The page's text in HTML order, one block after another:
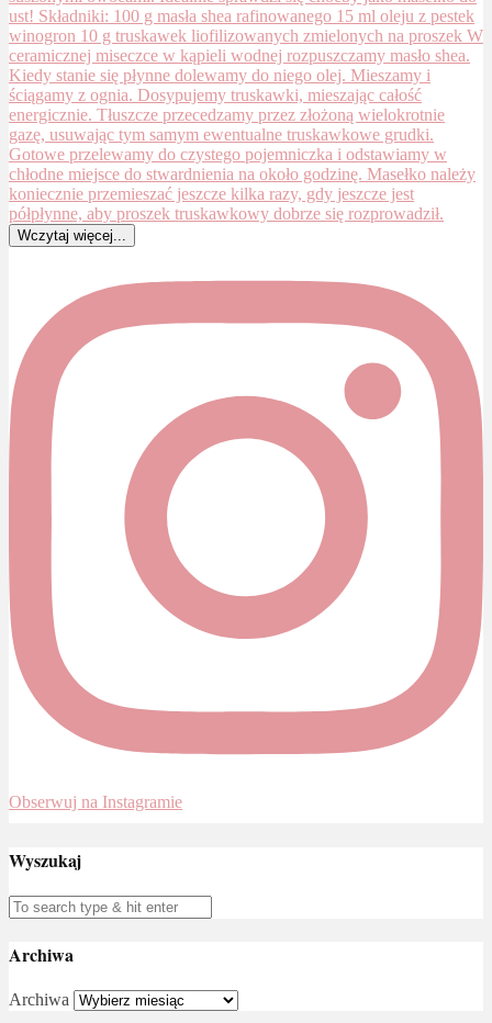
Wczytaj więcej...
Obserwuj na Instagramie
Wyszukaj
Archiwa
Archiwa